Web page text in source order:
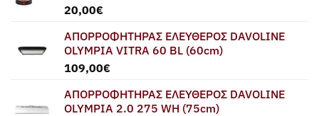
20,00€
ΑΠΟΡΡΟΦΗΤΗΡΑΣ ΕΛΕΥΘΕΡΟΣ DAVOLINE
OLYMPIA VITRA 60 BL (60cm)
109,00€
ΑΠΟΡΡΟΦΗΤΗΡΑΣ ΕΛΕΥΘΕΡΟΣ DAVOLINE
OLYMPIA 2.0 275 WH (75cm)